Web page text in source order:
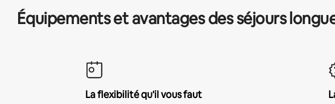
Équipements et avantages des séjours
La flexibilité qu'il vous faut